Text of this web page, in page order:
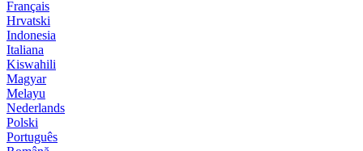
Français
Hrvatski
Indonesia
Italiana
Kiswahili
Magyar
Melayu
Nederlands
Polski
Português